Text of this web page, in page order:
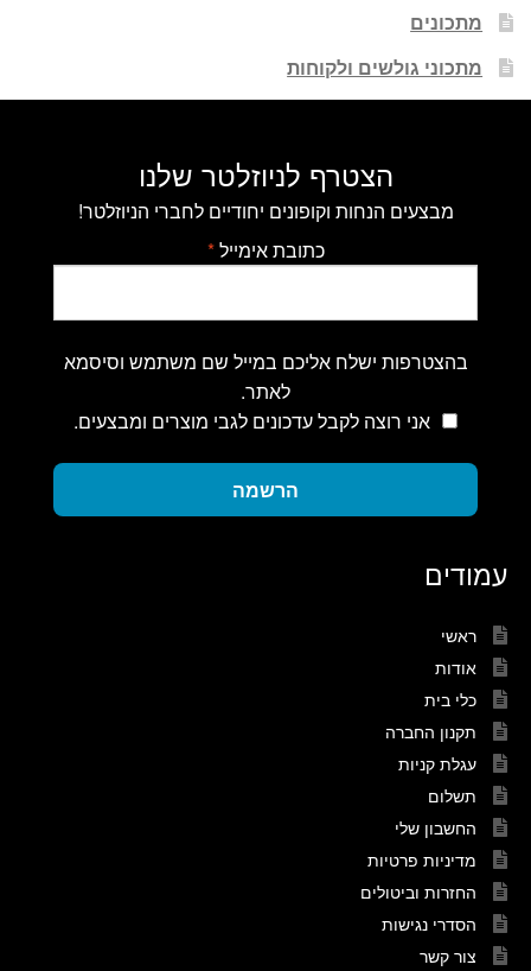
מתכונים
מתכוני גולשים ולקוחות
הצטרף לניוזלטר שלנו
מבצעים הנחות וקופונים יחודיים לחברי הניוזלטר!
כתובת אימייל*
בהצטרפות ישלח אליכם במייל שם משתמש וסיסמא
לאתר.
אני רוצה לקבל עדכונים לגבי מוצרים ומבצעים.
הרשמה
עמודים
ראשי
אודות
כלי בית
תקנון החברה
עגלת קניות
תשלום
החשבון שלי
מדיניות פרטיות
החזרות וביטולים
הסדרי נגישות
צור קשר